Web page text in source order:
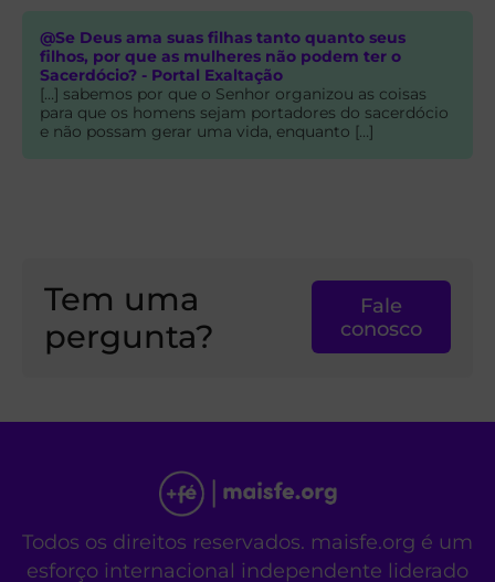
@Se Deus ama suas filhas tanto quanto seus
filhos, por que as mulheres não podem ter o
Sacerdócio? - Portal Exaltação
[…] sabemos por que o Senhor organizou as coisas
para que os homens sejam portadores do sacerdócio
e não possam gerar uma vida, enquanto […]
Tem uma
pergunta?
Fale
conosco
Todos os direitos reservados. maisfe.org é um
esforço internacional independente liderado